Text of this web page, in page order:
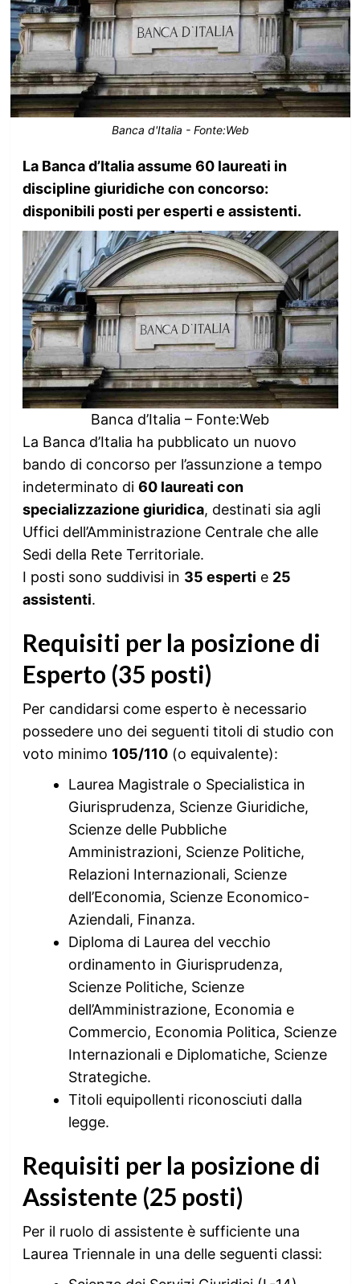
Banca d'Italia - Fonte:Web
La Banca d’Italia assume 60 laureati in
discipline giuridiche con concorso:
disponibili posti per esperti e assistenti.
Banca d’Italia – Fonte:Web
La Banca d’Italia ha pubblicato un nuovo
bando di concorso per l’assunzione a tempo
indeterminato di 60 laureati con
specializzazione giuridica, destinati sia agli
Uffici dell’Amministrazione Centrale che alle
Sedi della Rete Territoriale.
I posti sono suddivisi in 35 esperti e 25
assistenti.
Requisiti per la posizione di
Esperto (35 posti)
Per candidarsi come esperto è necessario
possedere uno dei seguenti titoli di studio con
voto minimo 105/110(o equivalente):
Laurea Magistrale o Specialistica in
Giurisprudenza, Scienze Giuridiche,
Scienze delle Pubbliche
Amministrazioni, Scienze Politiche,
Relazioni Internazionali, Scienze
dell’Economia, Scienze Economico-
Aziendali, Finanza.
Diploma di Laurea del vecchio
ordinamento in Giurisprudenza,
Scienze Politiche, Scienze
dell’Amministrazione, Economia e
Commercio, Economia Politica, Scienze
Internazionali e Diplomatiche, Scienze
Strategiche.
Titoli equipollenti riconosciuti dalla
legge.
Requisiti per la posizione di
Assistente (25 posti)
Per il ruolo di assistente è sufficiente una
Laurea Triennale in una delle seguenti classi: